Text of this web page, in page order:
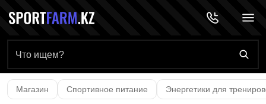
Главная страница
Магазин Спортивное питание Энергетики для